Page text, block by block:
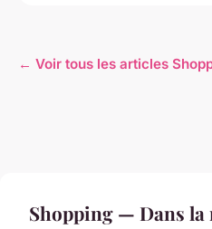
← Voir tous les articles
Shopping — Dans